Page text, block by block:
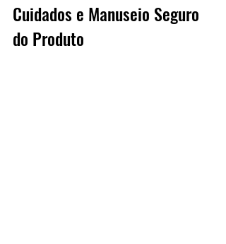
Cuidados e Manuseio Seguro
do Produto